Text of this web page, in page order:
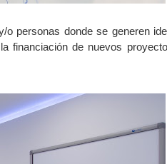
o personas donde se generen
financiación de nuevos